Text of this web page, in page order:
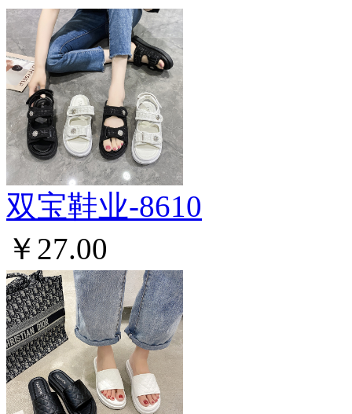
双宝鞋业-8610
￥27.00